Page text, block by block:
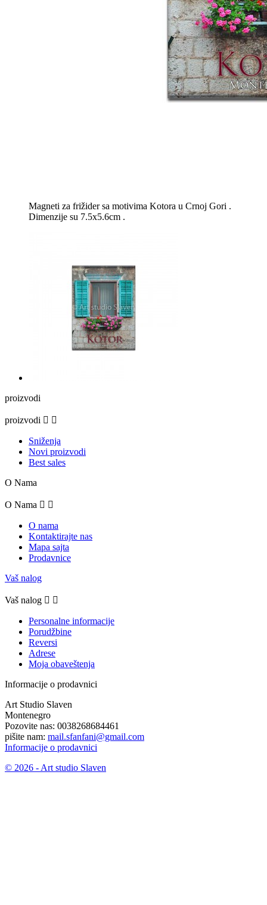
Magneti za frižider sa motivima Kotora u Crnoj Gori .
Dimenzije su 7.5x5.6cm .
proizvodi
proizvodi  
Sniženja
Novi proizvodi
Best sales
O Nama
O Nama  
O nama
Kontaktirajte nas
Mapa sajta
Prodavnice
Vaš nalog
Vaš nalog  
Personalne informacije
Porudžbine
Reversi
Adrese
Moja obaveštenja
Informacije o prodavnici
Art Studio Slaven
Montenegro
Pozovite nas: 0038268684461
pišite nam: mail.sfanfani@gmail.com
Informacije o prodavnici
© 2026 - Art studio Slaven